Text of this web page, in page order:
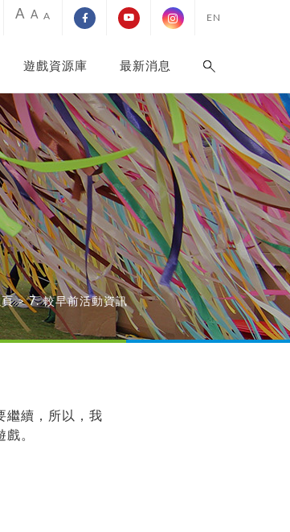
A A A EN
遊戲資源庫 最新消息
> 7. 較早前活動資訊
繼續，所以，我
。